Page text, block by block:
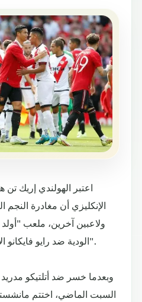
اعتبر الهولندي إريك
الإنكليزي أن مغادرة النجم
ولاعبين آخرين، ملعب "أولد
الودية ضد رايو فايكانو الإسباني، الأحد، "غير مقبولة".
السبت الماضي، اختتم مانشستر